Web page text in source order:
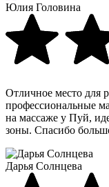
Юлия Головина
Отличное место для
профессиональные
на массаже у Пуй,
зоны. Спасибо
Дарья Солнцева